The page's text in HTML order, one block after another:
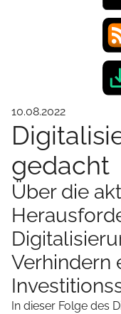
10.08.2022
gedacht
Über die
Verhindern
In dieser Folge des